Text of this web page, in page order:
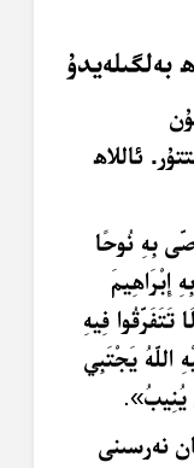
ئاللاھ
بِهِ نُوحًا
إِبْرَاهِيمَ
فِيهِ
اللَّهُ يَجْتَبِي
يُنِيبُ».
نەرسىنى